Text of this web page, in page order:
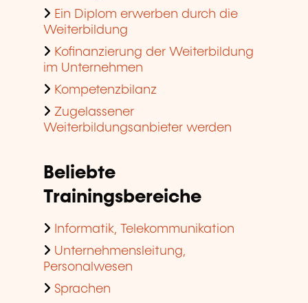
Ein Diplom erwerben durch die
Weiterbildung
Kofinanzierung der Weiterbildung
im Unternehmen
Kompetenzbilanz
Zugelassener
Weiterbildungsanbieter werden
Beliebte
Trainingsbereiche
Informatik, Telekommunikation
Unternehmensleitung,
Personalwesen
Sprachen